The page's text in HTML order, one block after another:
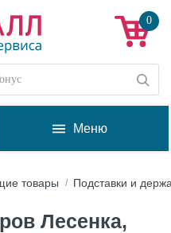
0
Меню
товары Подставки и
Лесенка,